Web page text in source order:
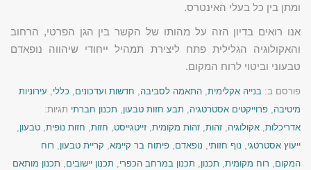
ומתן בין כל בעלי האינטרס.
אנו רואים בדיון הזה על מהותו של הקשר בין הגן הפרטי, הרחוב
והאקולוגיה הגלילית פתח ליצירת תמהיל ייחודי שיהווה נופאדם
טבעוני וביטוי לרוח המקום.
פורסם ב: בנייה אקלימית, התאמה לסביבה, חדשות ועדכונים, כללי, עירוניות
מיטיבה, פרוייקטים אסטרטגיה, תבע חזות טבעון, תכנון חברתי תגיות:
אדריכלות, אקולוגיה, זהות, זהות מקומית, זייטגייסט, חזות, חזות נופית, טבעון,
ייעוץ אסטרטגי, נוף חזותי, נופאדם, פיתוח בר קיימא, קריית טבעון, רוח
המקום, רוח מקומית, תכנון, תכנון במרחב הכפרי, תכנון יישובים, תכנון מותאם